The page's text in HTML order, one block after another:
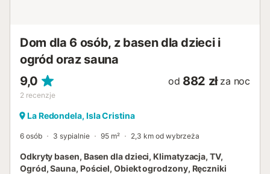
Dom dla 6 osób, z basen dla dzieci i
ogród oraz sauna
9,0
2 recenzje
od 882 zł za noc
La Redondela, Isla Cristina
6 osób 3 sypialnie 95 m² 2,3 km od wybrzeża
Odkryty basen, Basen dla dzieci, Klimatyzacja, TV,
Ogród, Sauna, Pościel, Obiekt ogrodzony, Ręczniki